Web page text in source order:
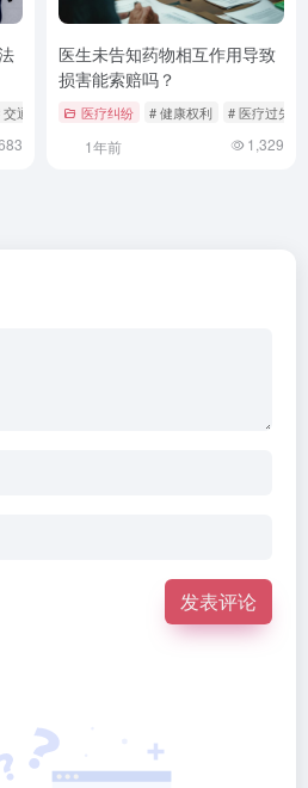
通事故 # 停车费纠纷
医生未告知药物相互作用导致
损害能索赔吗？
医疗纠纷 # 健康权利 # 医疗过失
1年前 1,329
发表评论